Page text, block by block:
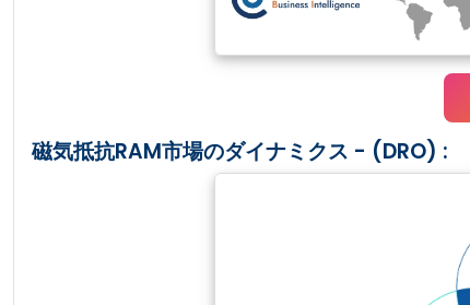
磁気抵抗RAM市場のダイナミクス - (DRO) :